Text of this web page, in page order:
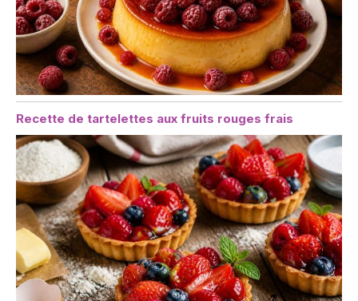
Recette de tartelettes aux fruits rouges frais